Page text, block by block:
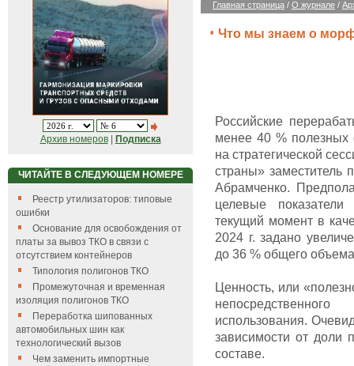
Архив номеров| Подписка
ЧИТАЙТЕ В СЛЕДУЮЩЕМ НОМЕРЕ
Реестр утилизаторов: типовые
ошибки
Основание для освобождения от
платы за вывоз ТКО в связи с
отсутствием контейнеров
Типология полигонов ТКО
Промежуточная и временная
изоляция полигонов ТКО
Переработка шипованных
автомобильных шин как
технологический вызов
Чем заменить импортные
Главная страница / О журнале /
Что мы знаем о
Российские
менее 40 % полезных
на стратегической
страны» заместитель
Абрамченко.
целевые
текущий момент в
2024 г. задано
до 36 % общего
Ценность, или
использования.
зависимости от доли
составе.